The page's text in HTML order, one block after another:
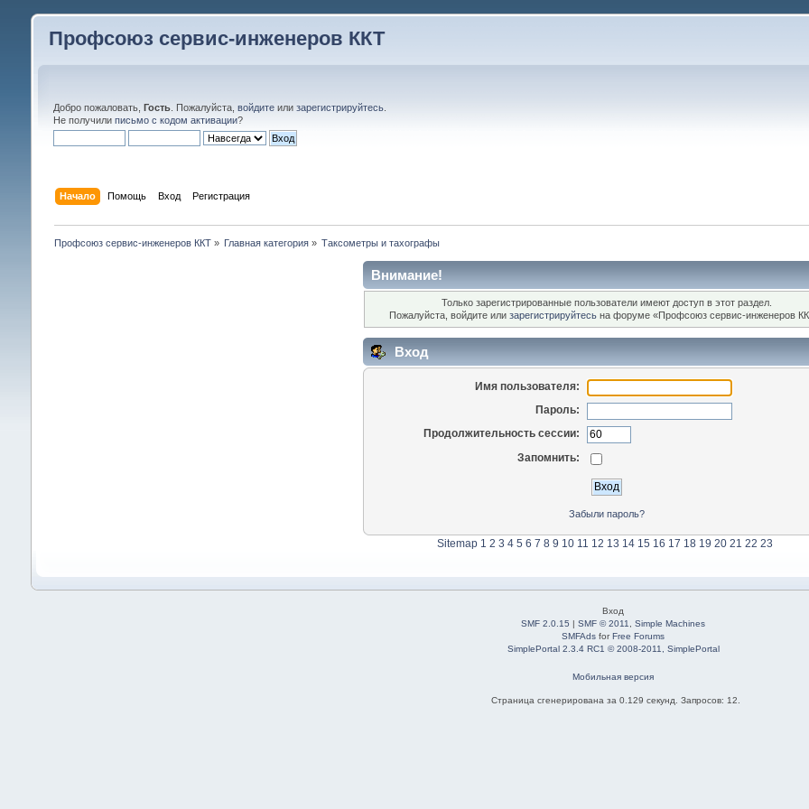
Профсоюз сервис-инженеров ККТ
Добро пожаловать, Гость. Пожалуйста, войдитеили зарегистрируйтесь.
Не получили письмо с кодом активации?
Начало Помощь Вход Регистрация
Профсоюз сервис-инженеров ККТ» Главная категория » Таксометры и тахографы
Внимание!
Только зарегистрированные пользователи имеют доступ в этот раздел.
Пожалуйста, войдите илизарегистрируйтесь на форуме «Профсоюз сервис-инженеров
Вход
Имя пользователя:
Пароль:
Продолжительность сессии:
Запомнить:
Забыли пароль?
Sitemap 1 2 3 4 5 6 7 8 9 10 11 12 13 14 15 16 17 18 19 20 21 22 23
Вход
SMF 2.0.15 |SMF © 2011 ,Simple Machines
SMFAds forFree Forums
SimplePortal 2.3.4 RC1 © 2008-2011, SimplePortal
Мобильная версия
Страница сгенерирована за 0.129 секунд. Запросов: 12.